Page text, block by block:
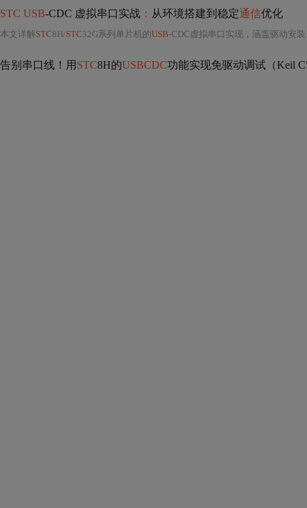
STC USB-CDC 虚拟串口实战 ： 从环境搭建到稳定通信优化
本文详解STC8H/STC32G系列单片机的USB-CDC虚拟串口实现，涵盖驱动安装
告别串口线！用 STC8H的USBCDC功能实现免驱动调试（Keil